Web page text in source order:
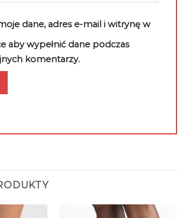
dane, adres e-mail i witrynę w
aby wypełnić dane podczas
komentarzy.